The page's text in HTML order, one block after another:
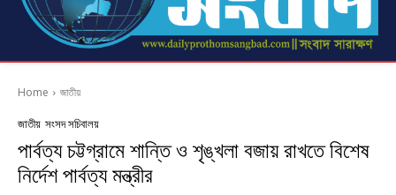
Home জাতীয়
জাতীয় সংসদ সচিবালয়
পার্বত্য চট্টগ্রামে শান্তি ও শৃঙ্খলা বজায় রাখতে বিশেষ
নির্দেশ পার্বত্য মন্ত্রীর